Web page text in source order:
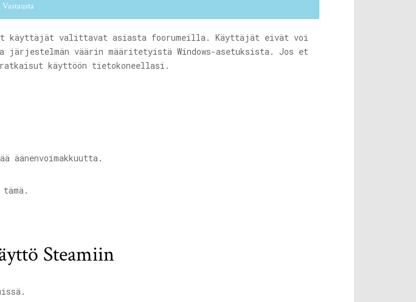
Vastausta
käyttäjät valittavat asiasta foorumeilla. Käyttäjät eivät voi
järjestelmän väärin määritetyistä Windows-asetuksista. Jos et
ratkaisut käyttöön tietokoneellasi.
Steamiin